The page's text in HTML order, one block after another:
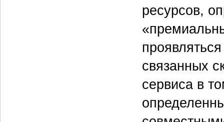
ресурсов,
связанных
сервиса в